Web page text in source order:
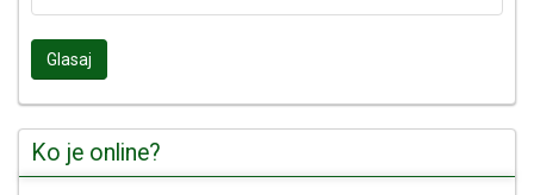
Glasaj
Ko je online?